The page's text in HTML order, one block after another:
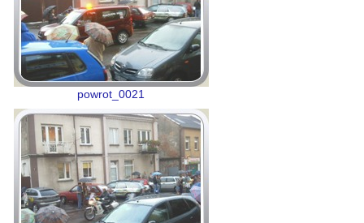
powrot_0021